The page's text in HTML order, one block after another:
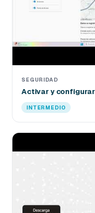
SEGURIDAD
Activar y
INTERMEDIO